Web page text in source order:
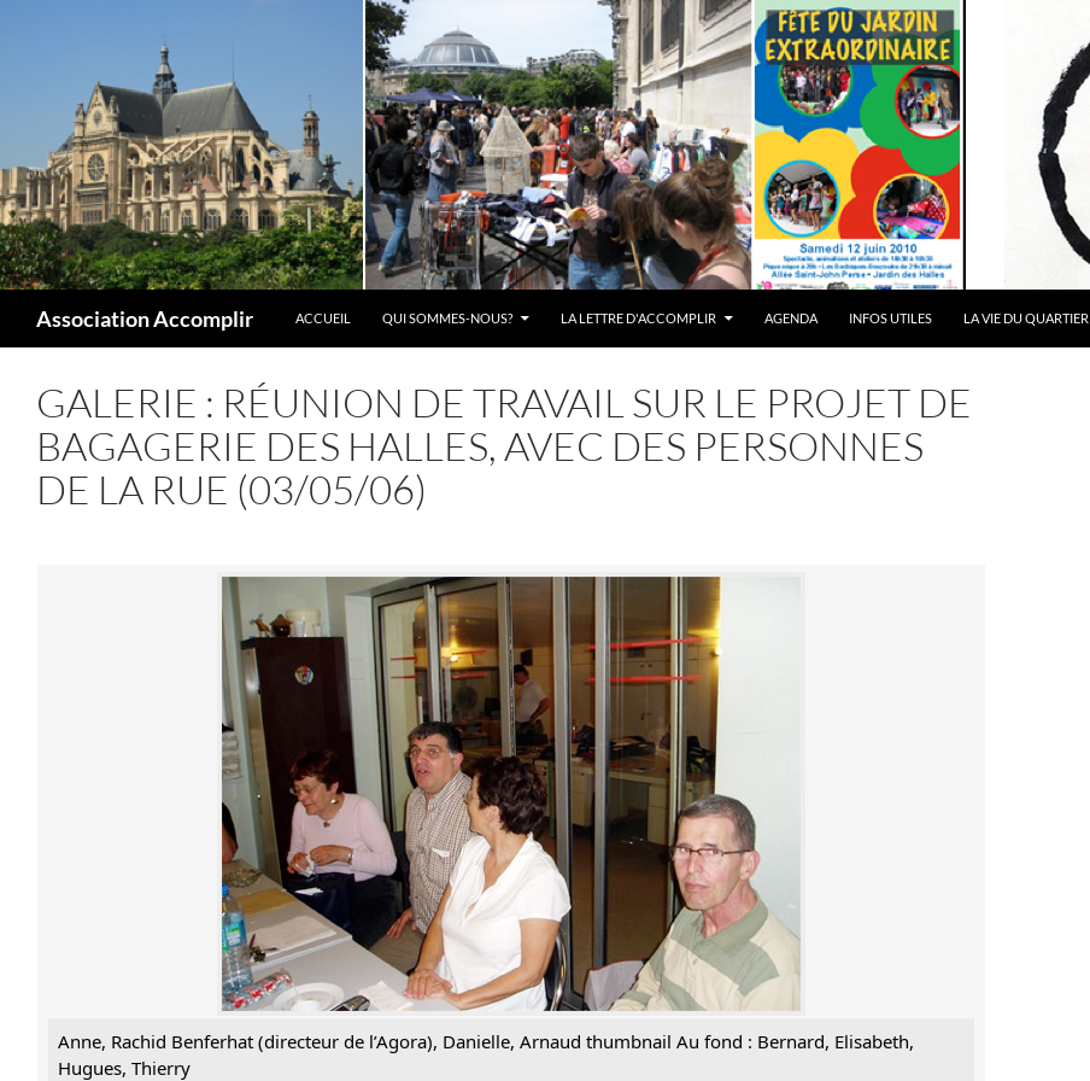
Association Accomplir ACCUEIL QUI SOMMES-NOUS? LA LETTRE D'ACCOMPLIR AGENDA INFOS UTILES LA VIE DU QUARTIER
GALERIE : RÉUNION DE TRAVAIL SUR LE PROJET DE
BAGAGERIE DES HALLES, AVEC DES PERSONNES
DE LA RUE (03/05/06)
Anne, Rachid Benferhat (directeur de l’Agora), Danielle, Arnaud thumbnail Au fond : Bernard, Elisabeth,
Hugues, Thierry